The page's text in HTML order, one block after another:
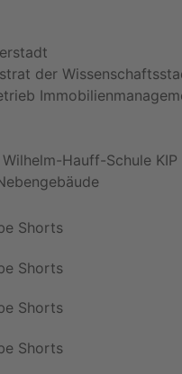
der
Hauff-Schule KIP
Shorts
Shorts
Shorts
Shorts